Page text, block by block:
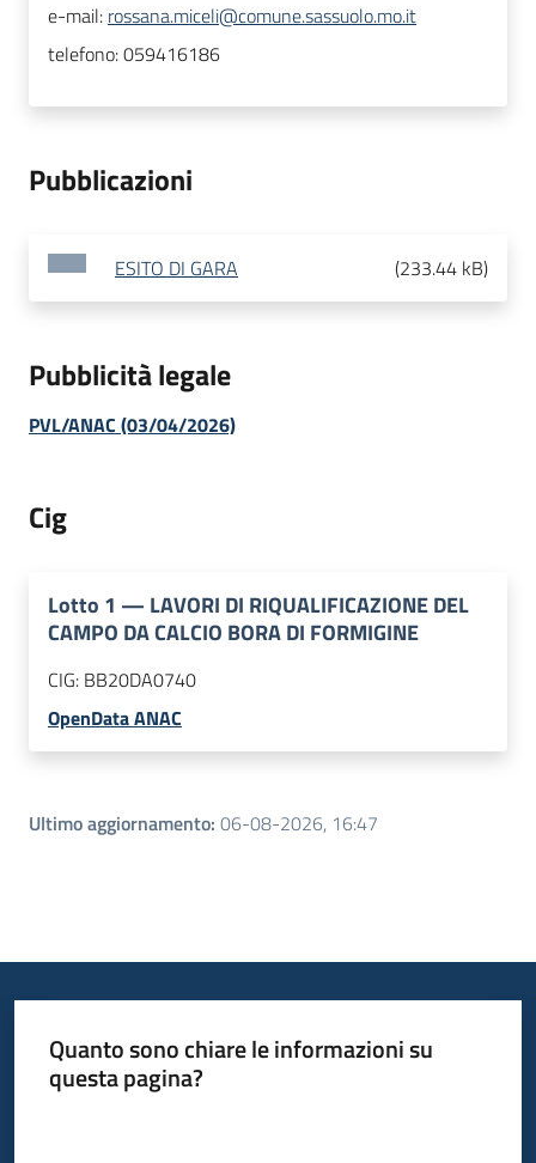
e-mail: rossana.miceli@comune.sassuolo.mo.it
telefono:059416186
Pubblicazioni
ESITO DI GARA (233.44 kB)
Pubblicità legale
PVL/ANAC (03/04/2026)
Cig
Lotto 1 — LAVORI DI RIQUALIFICAZIONE DEL
CAMPO DA CALCIO BORA DI FORMIGINE
CIG: BB20DA0740
OpenData ANAC
Ultimo aggiornamento: 06-08-2026, 16:47
Quanto sono chiare le informazioni su
questa pagina?